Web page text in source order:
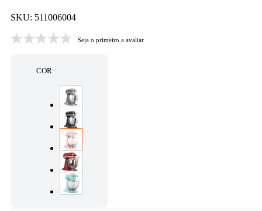
SKU: 511006004
Seja o primeiro a avaliar
COR